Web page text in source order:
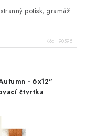
potisk, gramáž
Kód: 90595
- 6x12"
čtvrtka